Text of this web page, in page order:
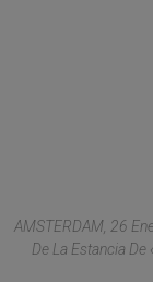
AMSTERDAM, 26
De La Estancia